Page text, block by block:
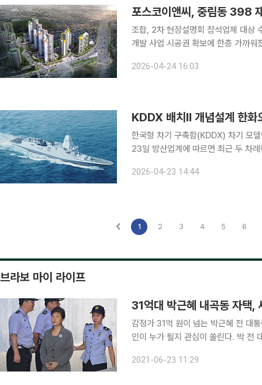
포스코이앤씨, 중림동 398
조합, 2차 현장설명회 참석업체 대상 수의계약 공고 포스코이앤씨가 서
개발 사업 시공권 확보에 한층 가까
발 사업 2차 시공사 입찰에 단독으로
2026-04-24 16:03
KDDX 배치Ⅱ 개념설계 한화
한국형 차기 구축함(KDDX) 차기 모
23일 방산업계에 따르면 최근 두 차
규정상 단독 응찰로 2회 연속 유찰될
2026-04-23 14:44
1 2 3 4 5 6
브라보 마이 라이프
31억대 박근혜 내곡동 자택,
감정가 31억 원이 넘는 박근혜 전 대
인이 누가 될지 관심이 쏠린다. 박 전 대통령의 내곡동 자택은 8월 9일부터 사흘 동안 공매 입찰에
다. 이 감정가가 공매 입찰 최저가다.
2021-06-23 11:29